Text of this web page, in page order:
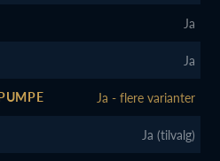
Ja
Ja
Ja - flere varianter
Ja (tilvalg)